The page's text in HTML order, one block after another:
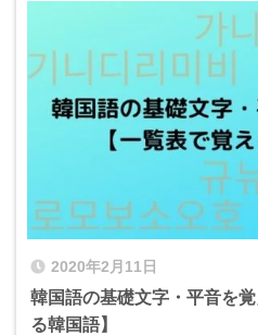
2020年2月11日
韓国語の基礎文字・平音を
る韓国語】